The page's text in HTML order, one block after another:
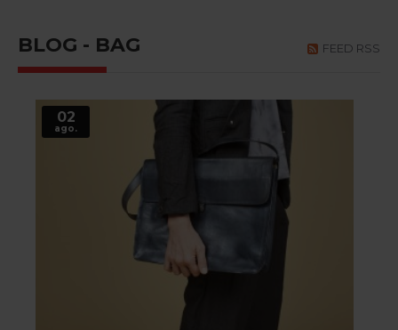
BLOG - BAG FEED RSS
02
ago.